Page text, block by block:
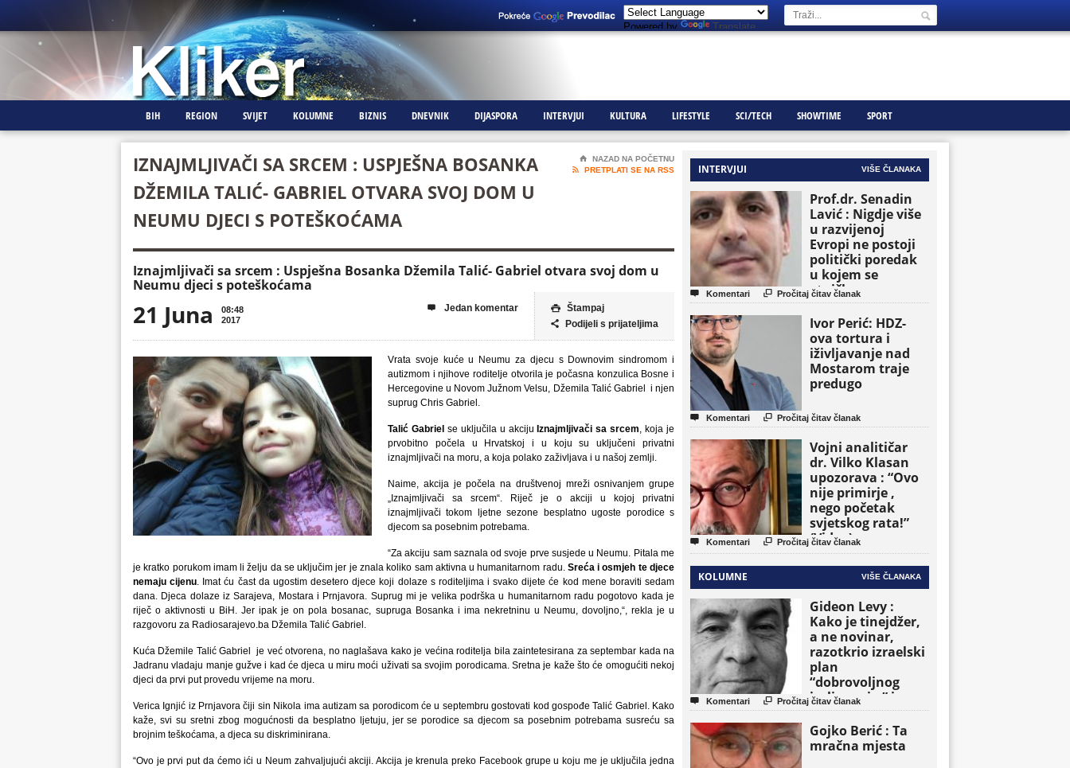
Powered by Translate
BIH REGION SVIJET KOLUMNE BIZNIS DNEVNIK DIJASPORA INTERVJUI KULTURA LIFESTYLE SCI/TECH SHOWTIME SPORT
IZNAJMLJIVAČI SA SRCEM : USPJEŠNA BOSANKA
DŽEMILA TALIĆ- GABRIEL OTVARA SVOJ DOM U
NEUMU DJECI S POTEŠKOĆAMA
⌂
NAZAD NA POČETNU

PRETPLATI SE NA RSS
Iznajmljivači sa srcem : Uspješna Bosanka Džemila Talić- Gabriel otvara svoj dom u
Neumu djeci s poteškoćama
21 Juna
08:48
2017
 Štampaj
 Podijeli s prijateljima
 Jedan komentar
Vrata svoje kuće u Neumu za djecu s Downovim sindromom i
autizmom i njihove roditelje otvorila je počasna konzulica Bosne i
Hercegovine u Novom Južnom Velsu, Džemila Talić Gabriel i njen
suprug Chris Gabriel.
Talić Gabriel se uključila u akciju Iznajmljivači sa srcem, koja je
prvobitno počela u Hrvatskoj i u koju su uključeni privatni
iznajmljivači na moru, a koja polako zaživljava i u našoj zemlji.
Naime, akcija je počela na društvenoj mreži osnivanjem grupe
„Iznajmljivači sa srcem“. Riječ je o akciji u kojoj privatni
iznajmljivači tokom ljetne sezone besplatno ugoste porodice s
djecom sa posebnim potrebama.
“Za akciju sam saznala od svoje prve susjede u Neumu. Pitala me
je kratko porukom imam li želju da se uključim jer je znala koliko sam aktivna u humanitarnom radu. Sreća i osmjeh te djece
nemajucijenu. Imat ću čast da ugostim desetero djece koji dolaze s roditeljima i svako dijete će kod mene boraviti sedam
dana. Djeca dolaze iz Sarajeva, Mostara i Prnjavora. Suprug mi je velika podrška u humanitarnom radu pogotovo kada je
riječ o aktivnosti u BiH. Jer ipak je on pola bosanac, supruga Bosanka i ima nekretninu u Neumu, dovoljno,“, rekla je u
razgovoru za Radiosarajevo.ba Džemila Talić Gabriel.
Kuća Džemile Talić Gabriel je već otvorena, no naglašava kako je većina roditelja bila zaintetesirana za septembar kada na
Jadranu vladaju manje gužve i kad će djeca u miru moći uživati sa svojim porodicama. Sretna je kaže što će omogućiti nekoj
djeci da prvi put provedu vrijeme na moru.
Verica Ignjić iz Prnjavora čiji sin Nikola ima autizam sa porodicom će u septembru gostovati kod gospođe Talić Gabriel. Kako
kaže, svi su sretni zbog mogućnosti da besplatno ljetuju, jer se porodice sa djecom sa posebnim potrebama susreću sa
brojnim teškoćama, a djeca su diskriminirana.
“Ovo je prviput da ćemo ići u Neum zahvaljujući akciji. Akcija je krenula preko Facebook grupe u koju me je uključila jedna
INTERVJUI VIŠE ČLANAKA
Prof.dr. Senadin
Lavić : Nigdje više
u razvijenoj
Evropi ne postoji
politički poredak
u kojem se
etničke grupe
pojavljuju kao
osnovne političke
jedinice
 Komentari  Pročitaj čitav članak
Ivor Perić: HDZ-
ova tortura i
iživljavanje nad
Mostarom traje
predugo
 Komentari  Pročitaj čitav članak
Vojni analitičar
dr. Vilko Klasan
upozorava : “Ovo
nije primirje ,
nego početak
svjetskog rata!”
(Video)
 Komentari  Pročitaj čitav članak
KOLUMNE VIŠE ČLANAKA
Gideon Levy :
Kako je tinejdžer,
a ne novinar,
razotkrio izraelski
plan
“dobrovoljnog
iseljavanja ” iz
Gaze
 Komentari  Pročitaj čitav članak
Gojko Berić : Ta
mračna mjesta